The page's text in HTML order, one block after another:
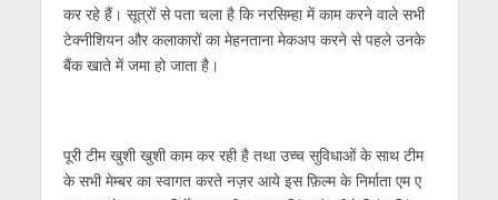
कर रहे हैं। सूत्रों से पता चला है कि नरसिम्हा में काम करने वाले सभी
टेक्नीशियन और कलाकारों का मेहनताना मेकअप करने से पहले उनके
बैंक खाते में जमा हो जाता है।
पूरी टीम खुशी खुशी काम कर रही है तथा उच्च सुविधाओं के साथ टीम
के सभी मेम्बर का स्वागत करते नज़र आये इस फ़िल्म के निर्माता एम ए